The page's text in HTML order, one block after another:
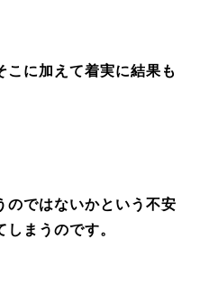
こに加えて着実に結果も
のではないかという不安
まうのです。